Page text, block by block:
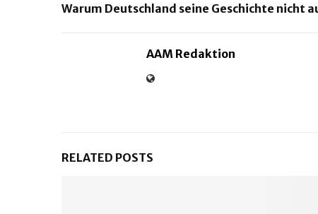
Warum Deutschland seine Geschichte nicht
AAM Redaktion
RELATED POSTS